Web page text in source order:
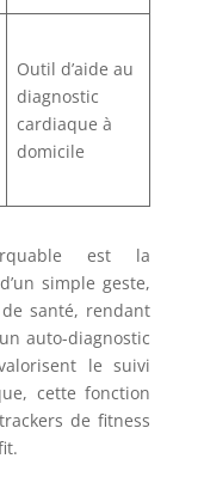
Outil d’aide au
diagnostic
cardiaque à
domicile
est la
simple geste,
santé, rendant
auto-diagnostic
le suivi
cette fonction
de fitness